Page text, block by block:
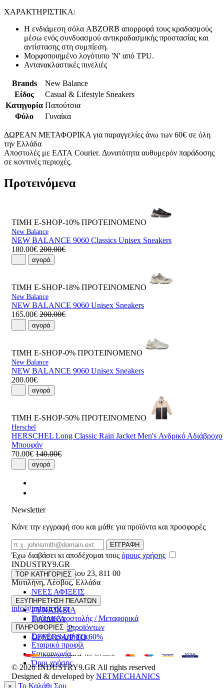
ΧΑΡΑΚΤΗΡΙΣΤΙΚΑ:
Η ενδιάμεση σόλα ABZORB απορροφά τους κραδασμούς
μέσω ενός συνδυασμού αντικραδασμικής προστασίας και
αντίστασης στη συμπίεση.
Μορφοποιημένο λογότυπο 'N' από TPU.
Αντανακλαστικές πινελιές
Brands
New Balance
Είδος
Casual & Lifestyle Sneakers
Κατηγορία Παπούτσια
Φύλο
Γυναίκα
ΔΩΡΕΑΝ ΜΕΤΑΦΟΡΙΚΑ για παραγγελίες άνω των 60€ σε όλη
την Ελλάδα
Αποστολές με ΕΛΤΑ Courier. Δυνατότητα αυθυμερόν παράδοσης
σε κοντινές περιοχές.
Προτεινόμενα
ΤΙΜΗ E-SHOP-10% ΠΡΟΤΕΙΝΟΜΕΝΟ
New Balance
NEW BALANCE 9060 Classics Unisex Sneakers
180.00€ 200.00€
αγορά
ΤΙΜΗ E-SHOP-18% ΠΡΟΤΕΙΝΟΜΕΝΟ
New Balance
NEW BALANCE 9060 Unisex Sneakers
165.00€ 200.00€
αγορά
ΤΙΜΗ E-SHOP-0% ΠΡΟΤΕΙΝΟΜΕΝΟ
New Balance
NEW BALANCE 9060 Unisex Sneakers
200.00€
αγορά
ΤΙΜΗ E-SHOP-50% ΠΡΟΤΕΙΝΟΜΕΝΟ
Herschel
HERSCHEL Long Classic Rain Jacket Men's Ανδρικό Αδιάβροχο
Μπουφάν
70.00€ 140.00€
αγορά
Newsletter
Κάνε την εγγραφή σου και μάθε για προϊόντα και προσφορές
Email
ΕΓΓΡΑΦΗ
Έχω διαβάσει κι αποδέχομαι τους όρους χρήσης
INDUSTRY9.GR
Ελευθέριου Βενιζέλου 23, 811 00
Μυτιλήνη,Λέσβος,Ελλάδα
22510 55629
info@industry9.gr
TOP ΚΑΤΗΓΟΡΙΕΣ
ΝΕΕΣ ΑΦΙΞΕΙΣ
ΑΝΔΡΙΚΑ
ΓΥΝΑΙΚΕΙΑ
ΠΑΙΔΙΚΑ
ΑΞΕΣΟΥΑΡ
OFFERS UP TO 60%
ΕΞΥΠΗΡΕΤΗΣΗ ΠΕΛΑΤΩΝ
Τρόποι Αποστολής / Μεταφορικά
Επιστροφές προϊόντων
Συχνές ερωτήσεις
ΠΛΗΡΟΦΟΡΙΕΣ
Εταιρικό προφίλ
Επικοινωνία
Όροι χρήσης
© 2026INDUSTRY9.GR All rights reserved
Designed & developed by NETMECHANICS
× Το Καλάθι Σου